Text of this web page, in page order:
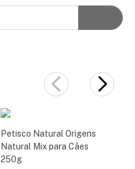
Petisco Natural Origens
Natural Mix para Cães
250g